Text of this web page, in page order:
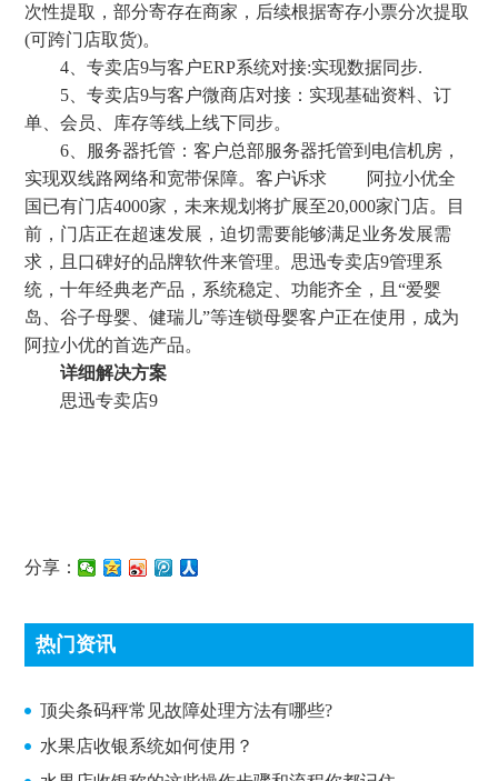
次性提取，部分寄存在商家，后续根据寄存小票分次提取
(可跨门店取货)。
4、专卖店9与客户ERP系统对接:实现数据同步.
5、专卖店9与客户微商店对接：实现基础资料、订
单、会员、库存等线上线下同步。
6、服务器托管：客户总部服务器托管到电信机房，
实现双线路网络和宽带保障。客户诉求 阿拉小优全
国已有门店4000家，未来规划将扩展至20,000家门店。目
前，门店正在超速发展，迫切需要能够满足业务发展需
求，且口碑好的品牌软件来管理。思迅专卖店9管理系
统，十年经典老产品，系统稳定、功能齐全，且“爱婴
岛、谷子母婴、健瑞儿”等连锁母婴客户正在使用，成为
阿拉小优的首选产品。
详细解决方案
思迅专卖店9
分享：
热门资讯
顶尖条码秤常见故障处理方法有哪些?
顶尖条码秤常见故障处理方法有哪些?
水果店收银系统如何使用？